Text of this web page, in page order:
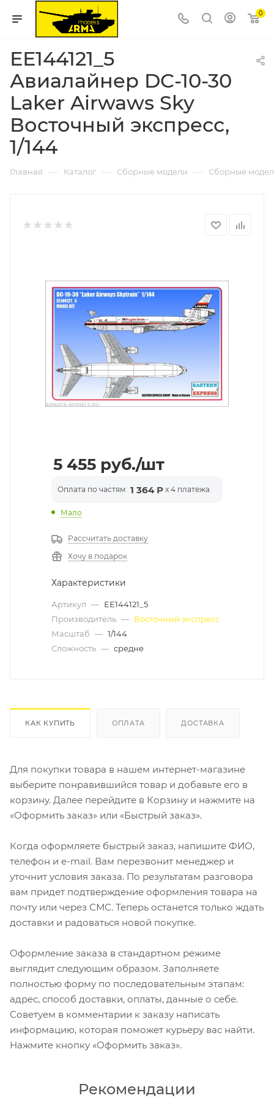
0
ЕЕ144121_5
Авиалайнер DC-10-30
Laker Airwaws Sky
Восточный экспресс,
1/144
Главная — Каталог — Сборные модели — Сборные
5 455 руб./шт
Оплата по частям 1 364 Р x 4 платежа
Мало
Рассчитать доставку
Хочу в подарок
Характеристики
Артикул — ЕЕ144121_5
Производитель — Восточный экспресс
Масштаб — 1/144
Сложность — средне
КАК КУПИТЬ ОПЛАТА ДОСТАВКА
Для покупки товара в нашем интернет-магазине
выберите понравившийся товар и добавьте его в
корзину. Далее перейдите в Корзину и нажмите на
«Оформить заказ» или «Быстрый заказ».
Когда оформляете быстрый заказ, напишите ФИО,
телефон и e-mail. Вам перезвонит менеджер и
уточнит условия заказа. По результатам разговора
вам придет подтверждение оформления товара на
почту или через СМС. Теперь останется только ждать
доставки и радоваться новой покупке.
Оформление заказа в стандартном режиме
выглядит следующим образом. Заполняете
полностью форму по последовательным этапам:
адрес, способ доставки, оплаты, данные о себе.
Советуем в комментарии к заказу написать
информацию, которая поможет курьеру вас найти.
Нажмите кнопку «Оформить заказ».
Рекомендации